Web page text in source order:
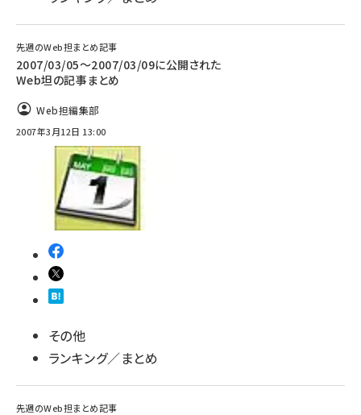
先週のWeb担まとめ記事
2007/03/05〜2007/03/09に公開された
Web坦の記事まとめ
Web担編集部
2007年3月12日 13:00
その他
ランキング／まとめ
先週のWeb担まとめ記事